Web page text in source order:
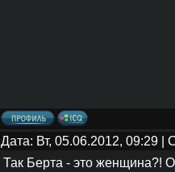
Дата: Вт, 05.06.2012, 09:29
Так Берта - это женщина?!